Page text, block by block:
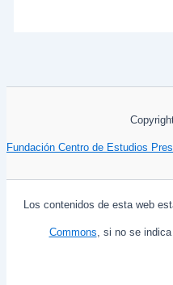
Fundación Centro de Estudios
Los contenidos de esta web
Commons, si no se